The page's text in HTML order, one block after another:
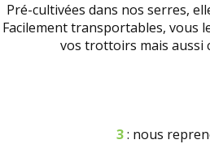
Pré-cultivées dans nos serres,
Facilement transportables, vous
vos trottoirs mais aussi
3: nous